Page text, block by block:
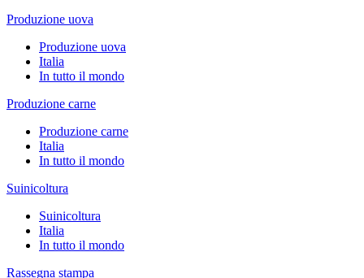
Produzione uova
Produzione uova
Italia
In tutto il mondo
Produzione carne
Produzione carne
Italia
In tutto il mondo
Suinicoltura
Suinicoltura
Italia
In tutto il mondo
Rassegna stampa